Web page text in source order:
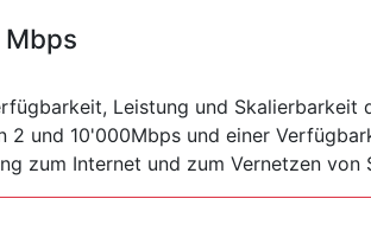
Leistung und
und 10'000Mbps und einer
zum Internet und zum Vernetzen von